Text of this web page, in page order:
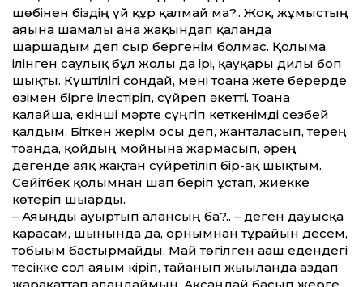
шөбінен біздің үй құр қалмай ма?.. Жоқ, жұмыстың
аяғына шамалы ғана жақындап қалғанда
шаршадым деп сыр бергенім болмас. Қолыма
ілінген саулық бұл жолы да ірі, қауқары дилы боп
шықты. Күштілігі сондай, мені тоғанға жете берерде
өзімен бірге ілестіріп, сүйреп әкетті. Тоғанға
қалайша, екінші мәрте сүңгіп кеткенімді сезбей
қалдым. Біткен жерім осы деп, жанталасып, терең
тоғанда, қойдың мойнына жармасып, әрең
дегенде аяқ жақтан сүйретіліп бір-ақ шықтым.
Сейітбек қолымнан шап беріп ұстап, жиекке
көтеріп шығарды.
– Аяғыңды ауыртып алғансың ба?.. – деген дауысқа
қарасам, шынында да, орнымнан тұрайын десем,
тобығым бастырмайды. Май төгілген ағаш едендегі
тесікке сол аяғым кіріп, тайғанып жығылғанда аздап